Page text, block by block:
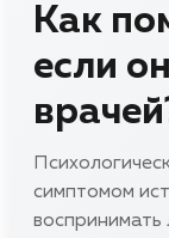
Как
если
симптомом